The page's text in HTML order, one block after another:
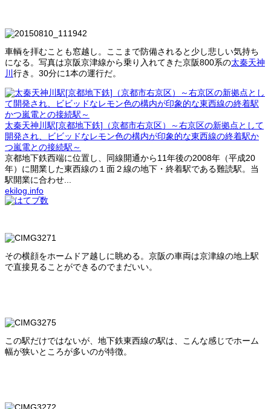
車輌を拝むことも窓越し。ここまで防備されると少し悲しい気持ち
になる。写真は京阪京津線から乗り入れてきた京阪800系の太秦天神
川 行き。30分に1本の運行だ。
太秦天神川駅[京都地下鉄]（京都市右京区）～右京区の新拠点として
開発され、ビビッドなレモン色の構内が印象的な東西線の終着駅か
つ嵐電との接続駅～
京都地下鉄西端に位置し、同線開通から11年後の2008年（平成20
年）に開業した東西線の１面２線の地下・終着駅である難読駅。当
駅開業に合わせ...
ekilog.info
その横顔をホームドア越しに眺める。京阪の車両は京津線の地上駅
で直接見ることができるのでまだいい。
この駅だけではないが、地下鉄東西線の駅は、こんな感じでホーム
幅が狭いところが多いのが特徴。